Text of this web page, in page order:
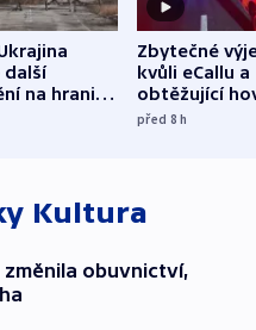
další
na hranici
Zbytečné
kvůli eCallu a
obtěžující
zdržují
před 8h
Kultura
změnila obuvnictví,